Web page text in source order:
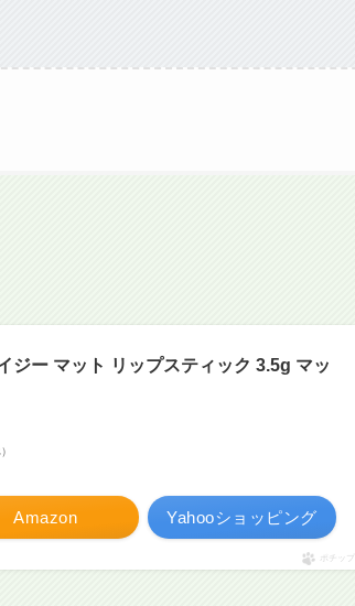
ジー マット リップスティック 3.5g マッ
Amazon Yahooショッピング
ポチップ